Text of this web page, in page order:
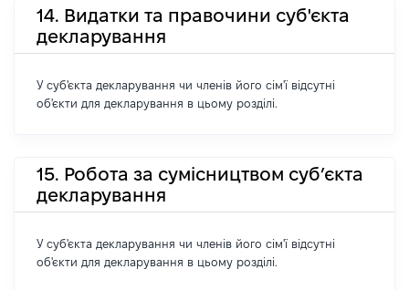
14. Видатки та правочини суб'єкта
декларування
У суб'єкта декларування чи членів його сім'ї відсутні
об'єкти для декларування в цьому розділі.
15. Робота за сумісництвом суб’єкта
декларування
У суб'єкта декларування чи членів його сім'ї відсутні
об'єкти для декларування в цьому розділі.